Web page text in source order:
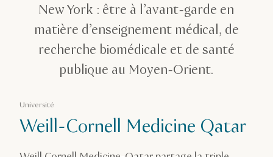
New York : être à l’avant-garde en
matière d’enseignement médical, de
recherche biomédicale et de santé
publique au Moyen-Orient.
Université
Weill-Cornell Medicine Qatar